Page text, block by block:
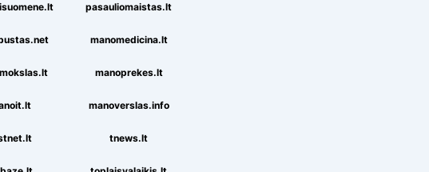
pasauliomaistas.lt
manomedicina.lt
manoprekes.lt
manoverslas.info
tnews.lt